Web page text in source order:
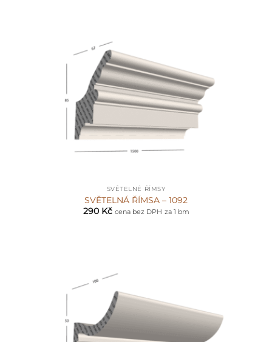
SVĚTELNÉ ŘÍMSY
SVĚTELNÁ ŘÍMSA – 1092
290 Kč cena bez DPH za 1 bm